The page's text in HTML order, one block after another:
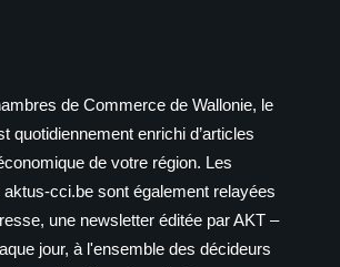
de Commerce de Wallonie, le
quotidiennement enrichi d’articles
de votre région. Les
cci.be sont également relayées
une newsletter éditée par AKT –
jour, à l'ensemble des décideurs